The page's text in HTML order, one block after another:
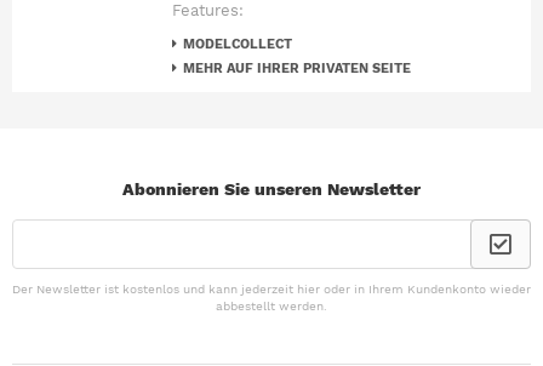
Features:
MODELCOLLECT
MEHR AUF IHRER PRIVATEN SEITE
Abonnieren Sie unseren Newsletter
Der Newsletter ist kostenlos und kann jederzeit hier oder in Ihrem Kundenkonto wieder
abbestellt werden.